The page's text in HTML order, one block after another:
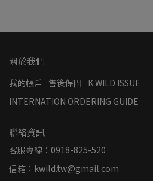
關於我們
我的帳戶 售後保固 K.WILD ISSUE
INTERNATION ORDERING GUIDE
聯絡資訊
客服專線：0918-825-520
信箱：kwild.tw@gmail.com